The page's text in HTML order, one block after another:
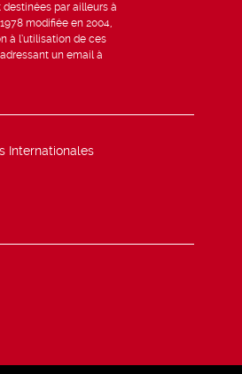
par ailleurs à
modifiée en 2004,
à l’utilisation de ces
un email à
Internationales